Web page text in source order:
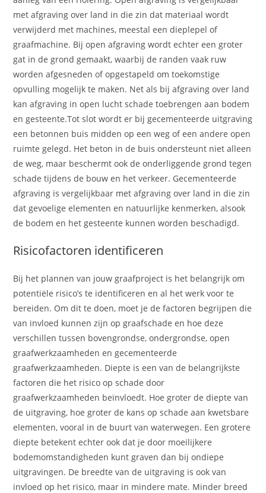
met afgraving over land in die zin dat materiaal wordt
verwijderd met machines, meestal een dieplepel of
graafmachine. Bij open afgraving wordt echter een groter
gat in de grond gemaakt, waarbij de randen vaak ruw
worden afgesneden of opgestapeld om toekomstige
opvulling mogelijk te maken. Net als bij afgraving over land
kan afgraving in open lucht schade toebrengen aan bodem
en gesteente.Tot slot wordt er bij gecementeerde uitgraving
een betonnen buis midden op een weg of een andere open
ruimte gelegd. Het beton in de buis ondersteunt niet alleen
de weg, maar beschermt ook de onderliggende grond tegen
schade tijdens de bouw en het verkeer. Gecementeerde
afgraving is vergelijkbaar met afgraving over land in die zin
dat gevoelige elementen en natuurlijke kenmerken, alsook
de bodem en het gesteente kunnen worden beschadigd.
Risicofactoren identificeren
Bij het plannen van jouw graafproject is het belangrijk om
potentiële risico’s te identificeren en al het werk voor te
bereiden. Om dit te doen, moet je de factoren begrijpen die
van invloed kunnen zijn op graafschade en hoe deze
verschillen tussen bovengrondse, ondergrondse, open
graafwerkzaamheden en gecementeerde
graafwerkzaamheden. Diepte is een van de belangrijkste
factoren die het risico op schade door
graafwerkzaamheden beïnvloedt. Hoe groter de diepte van
de uitgraving, hoe groter de kans op schade aan kwetsbare
elementen, vooral in de buurt van waterwegen. Een grotere
diepte betekent echter ook dat je door moeilijkere
bodemomstandigheden kunt graven dan bij ondiepe
uitgravingen. De breedte van de uitgraving is ook van
invloed op het risico, maar in mindere mate. Minder breed